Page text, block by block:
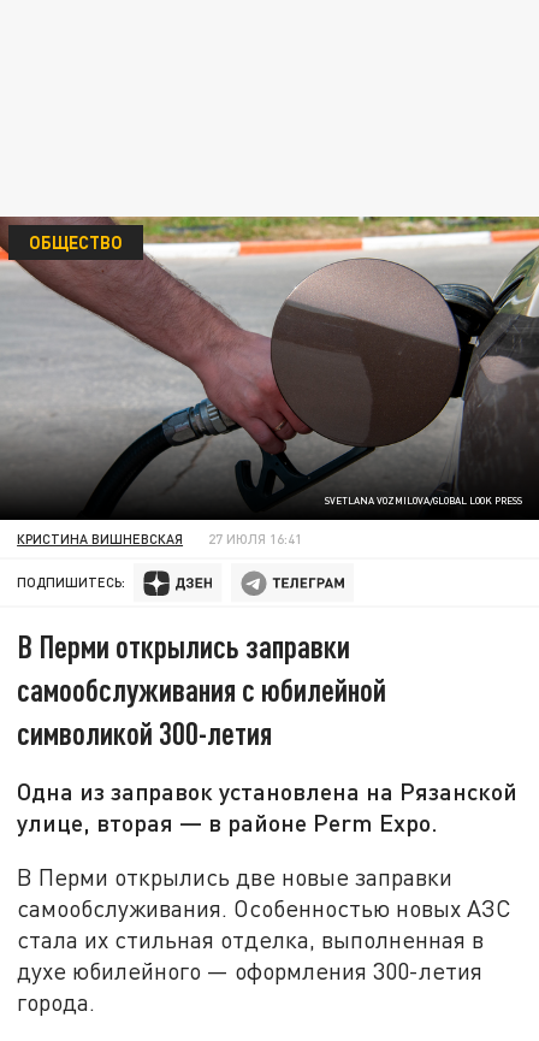
SVETLANA VOZMILOVA/GLOBAL LOOK PRESS
ОБЩЕСТВО
КРИСТИНА ВИШНЕВСКАЯ 27 ИЮЛЯ 16:41
ПОДПИШИТЕСЬ:
В Перми открылись заправки
самообслуживания с юбилейной
символикой 300-летия
Одна из заправок установлена на Рязанской
улице, вторая — в районе Perm Expo.
В Перми открылись две новые заправки
самообслуживания. Особенностью новых АЗС
стала их стильная отделка, выполненная в
духе юбилейного — оформления 300-летия
города.